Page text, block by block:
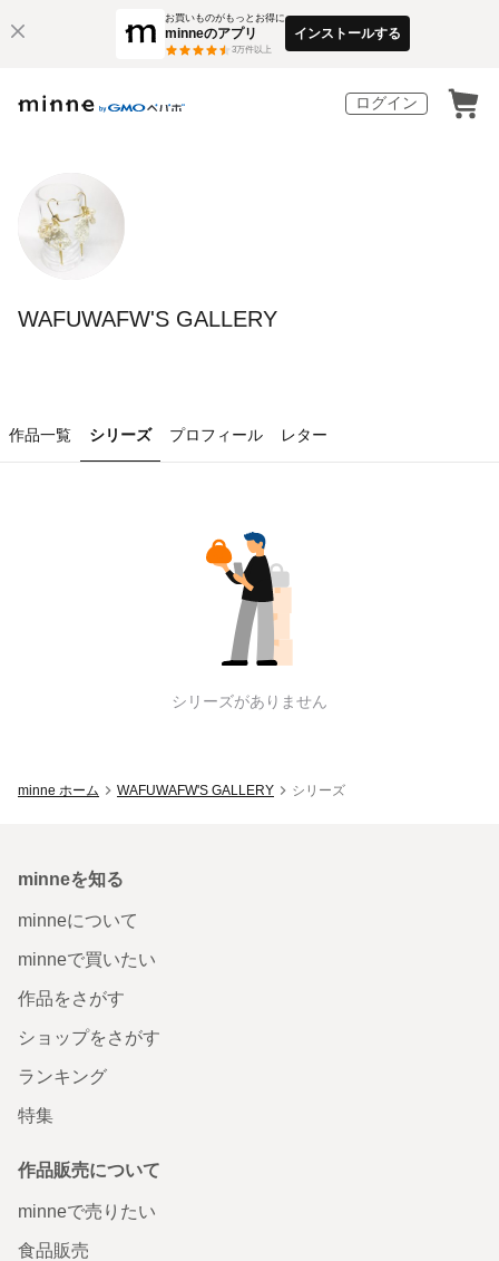
お買いものがもっとお得に
minneのアプリ
3万件以上
インストールする
ログイン
WAFUWAFW'S GALLERY
作品一覧 シリーズ プロフィール レター
WAFUWAFW'S GALLERY
シリーズがありません
minne ホーム WAFUWAFW'S GALLERY シリーズ
minneを知る
minneについて
minneで買いたい
作品をさがす
ショップをさがす
ランキング
特集
作品販売について
minneで売りたい
食品販売